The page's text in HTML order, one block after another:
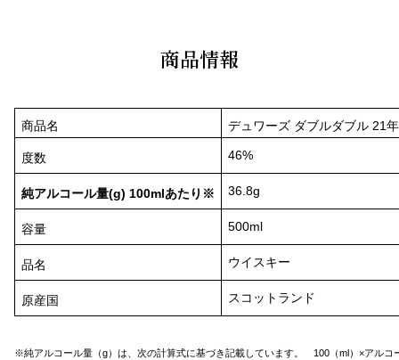
商品情報
商品名 デュワーズ ダブルダブル 21年
度数 46%
純アルコール量(g) 100mlあたり※ 36.8g
容量 500ml
品名 ウイスキー
原産国 スコットランド
※純アルコール量（g）は、次の計算式に基づき記載しています。 100（ml）×アルコ